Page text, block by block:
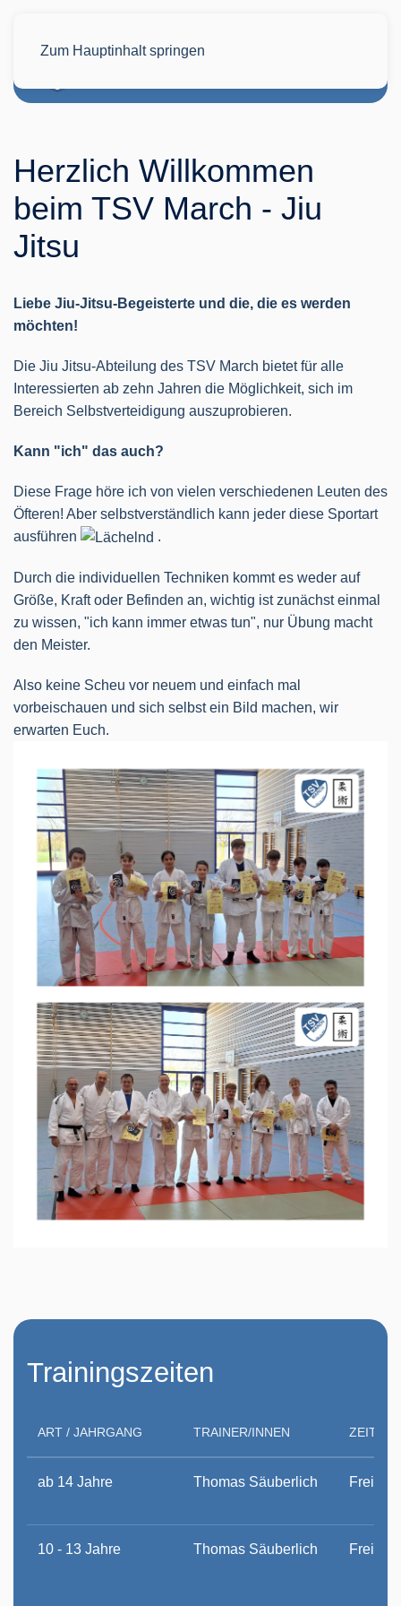
Zum Hauptinhalt springen
Herzlich Willkommen
beim TSV March - Jiu
Jitsu
Liebe Jiu-Jitsu-Begeisterte und die, die es werden
möchten!
Die Jiu Jitsu-Abteilung des TSV March bietet für alle
Interessierten ab zehn Jahren die Möglichkeit, sich im
Bereich Selbstverteidigung auszuprobieren.
Kann "ich" das auch?
Diese Frage höre ich von vielen verschiedenen Leuten des
Öfteren! Aber selbstverständlich kann jeder diese Sportart
ausführen
.
Durch die individuellen Techniken kommt es weder auf
Größe, Kraft oder Befinden an, wichtig ist zunächst einmal
zu wissen, "ich kann immer etwas tun", nur Übung macht
den Meister.
Also keine Scheu vor neuem und einfach mal
vorbeischauen und sich selbst ein Bild machen, wir
erwarten Euch.
Trainingszeiten
ART / JAHRGANG TRAINER/INNEN ZEIT /
ab 14 Jahre Thomas Säuberlich
10 - 13 Jahre Thomas Säuberlich